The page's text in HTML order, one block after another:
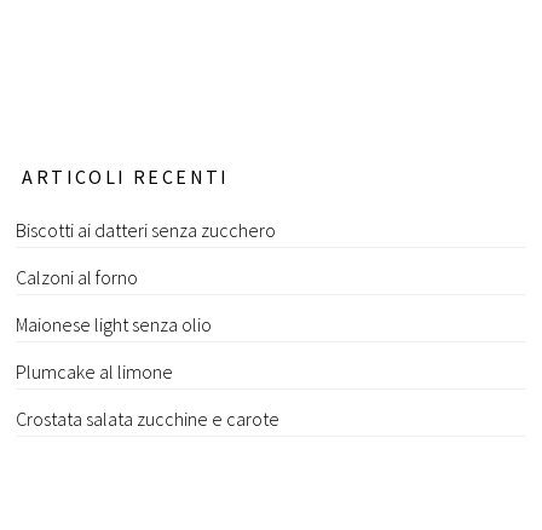
ARTICOLI RECENTI
Biscotti ai datteri senza zucchero
Calzoni al forno
Maionese light senza olio
Plumcake al limone
Crostata salata zucchine e carote